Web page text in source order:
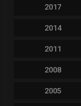
2017
2014
2011
2008
2005